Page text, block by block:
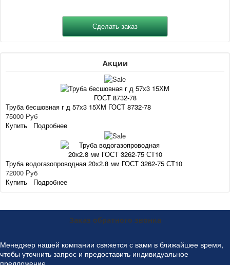
Акции
Труба бесшовная г д 57х3 15ХМ ГОСТ 8732-78
75000 Руб
Купить
Подробнее
Труба водогазопроводная 20х2.8 мм ГОСТ 3262-75 СТ10
72000 Руб
Купить
Подробнее
Заказ обратного звонка
Менеджер нашей компании свяжется с вами в ближайшее время,
чтобы уточнить запрос и предоставить индивидуальное
предложение